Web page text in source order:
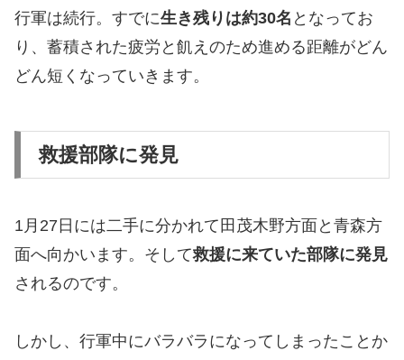
行軍は続行。すでに生き残りは約30名 となってお
り、蓄積された疲労と飢えのため進める距離がどん
どん短くなっていきます。
救援部隊に発見
1月27日には二手に分かれて田茂木野方面と青森方
面へ向かいます。そして救援に来ていた部隊に発見
されるのです。
しかし、行軍中にバラバラになってしまったことか